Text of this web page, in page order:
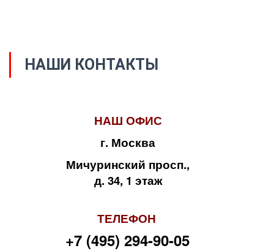
НАШИ КОНТАКТЫ
НАШ ОФИС
г. Москва
Мичуринский просп.,
д. 34, 1 этаж
ТЕЛЕФОН
+7 (495) 294-90-05